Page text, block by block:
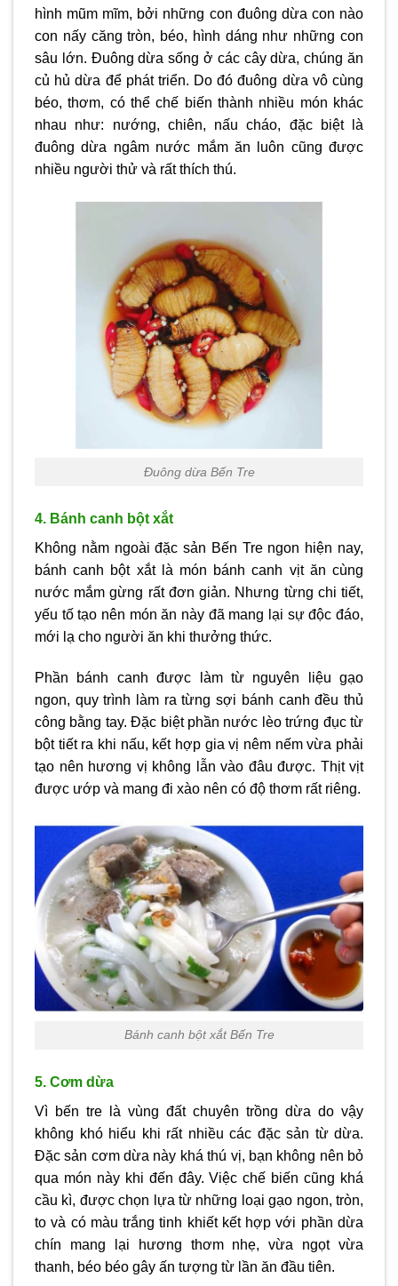
hình mũm mĩm, bởi những con đuông dừa con nào
con nấy căng tròn, béo, hình dáng như những con
sâu lớn. Đuông dừa sống ở các cây dừa, chúng ăn
củ hủ dừa để phát triển. Do đó đuông dừa vô cùng
béo, thơm, có thể chế biến thành nhiều món khác
nhau như: nướng, chiên, nấu cháo, đặc biệt là
đuông dừa ngâm nước mắm ăn luôn cũng được
nhiều người thử và rất thích thú.
Đuông dừa Bến Tre
4. Bánh canh bột xắt
Không nằm ngoài đặc sản Bến Tre ngon hiện nay,
bánh canh bột xắt là món bánh canh vịt ăn cùng
nước mắm gừng rất đơn giản. Nhưng từng chi tiết,
yếu tố tạo nên món ăn này đã mang lại sự độc đáo,
mới lạ cho người ăn khi thưởng thức.
Phần bánh canh được làm từ nguyên liệu gạo
ngon, quy trình làm ra từng sợi bánh canh đều thủ
công bằng tay. Đặc biệt phần nước lèo trứng đục từ
bột tiết ra khi nấu, kết hợp gia vị nêm nếm vừa phải
tạo nên hương vị không lẫn vào đâu được. Thịt vịt
được ướp và mang đi xào nên có độ thơm rất riêng.
Bánh canh bột xắt Bến Tre
5. Cơm dừa
Vì bến tre là vùng đất chuyên trồng dừa do vậy
không khó hiểu khi rất nhiều các đặc sản từ dừa.
Đặc sản cơm dừa này khá thú vị, bạn không nên bỏ
qua món này khi đến đây. Việc chế biến cũng khá
cầu kì, được chọn lựa từ những loại gạo ngon, tròn,
to và có màu trắng tinh khiết kết hợp với phần dừa
chín mang lại hương thơm nhẹ, vừa ngọt vừa
thanh, béo béo gây ấn tượng từ lần ăn đầu tiên.